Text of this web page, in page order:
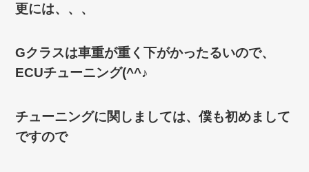
更には、、、
Gクラスは車重が重く下がかったるいので、
ECUチューニング(^^♪
チューニングに関しましては、僕も初めまして
ですので